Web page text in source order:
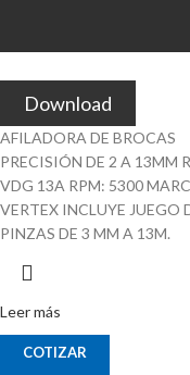
Download
AFILADORA DE BROCAS
PRECISIÓN DE 2 A 13MM
VDG 13A RPM: 5300
VERTEX INCLUYE JUEGO
PINZAS DE 3 MM A 13M.
Leer más
COTIZAR